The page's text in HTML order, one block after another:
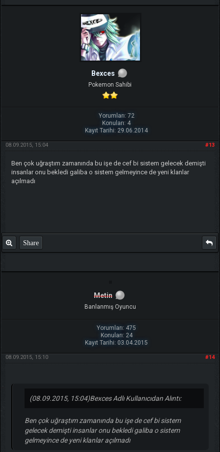
Bexces
Pokemon Sahibi
Yorumları: 72
Konuları: 4
Kayıt Tarihi: 29.06.2014
#13
08.09.2015, 15:04
Ben çok uğraştım zamanında bu işe de cef bi sistem gelecek demişti
insanlar onu bekledi galiba o sistem gelmeyince de yeni klanlar
açılmadı
Share
Metin
Banlanmış Oyuncu
Yorumları: 475
Konuları: 24
Kayıt Tarihi: 03.04.2015
#14
08.09.2015, 15:10
(08.09.2015, 15:04)Bexces Adlı Kullanıcıdan Alıntı:
Ben çok uğraştım zamanında bu işe de cef bi sistem
gelecek demişti insanlar onu bekledi galiba o sistem
gelmeyince de yeni klanlar açılmadı